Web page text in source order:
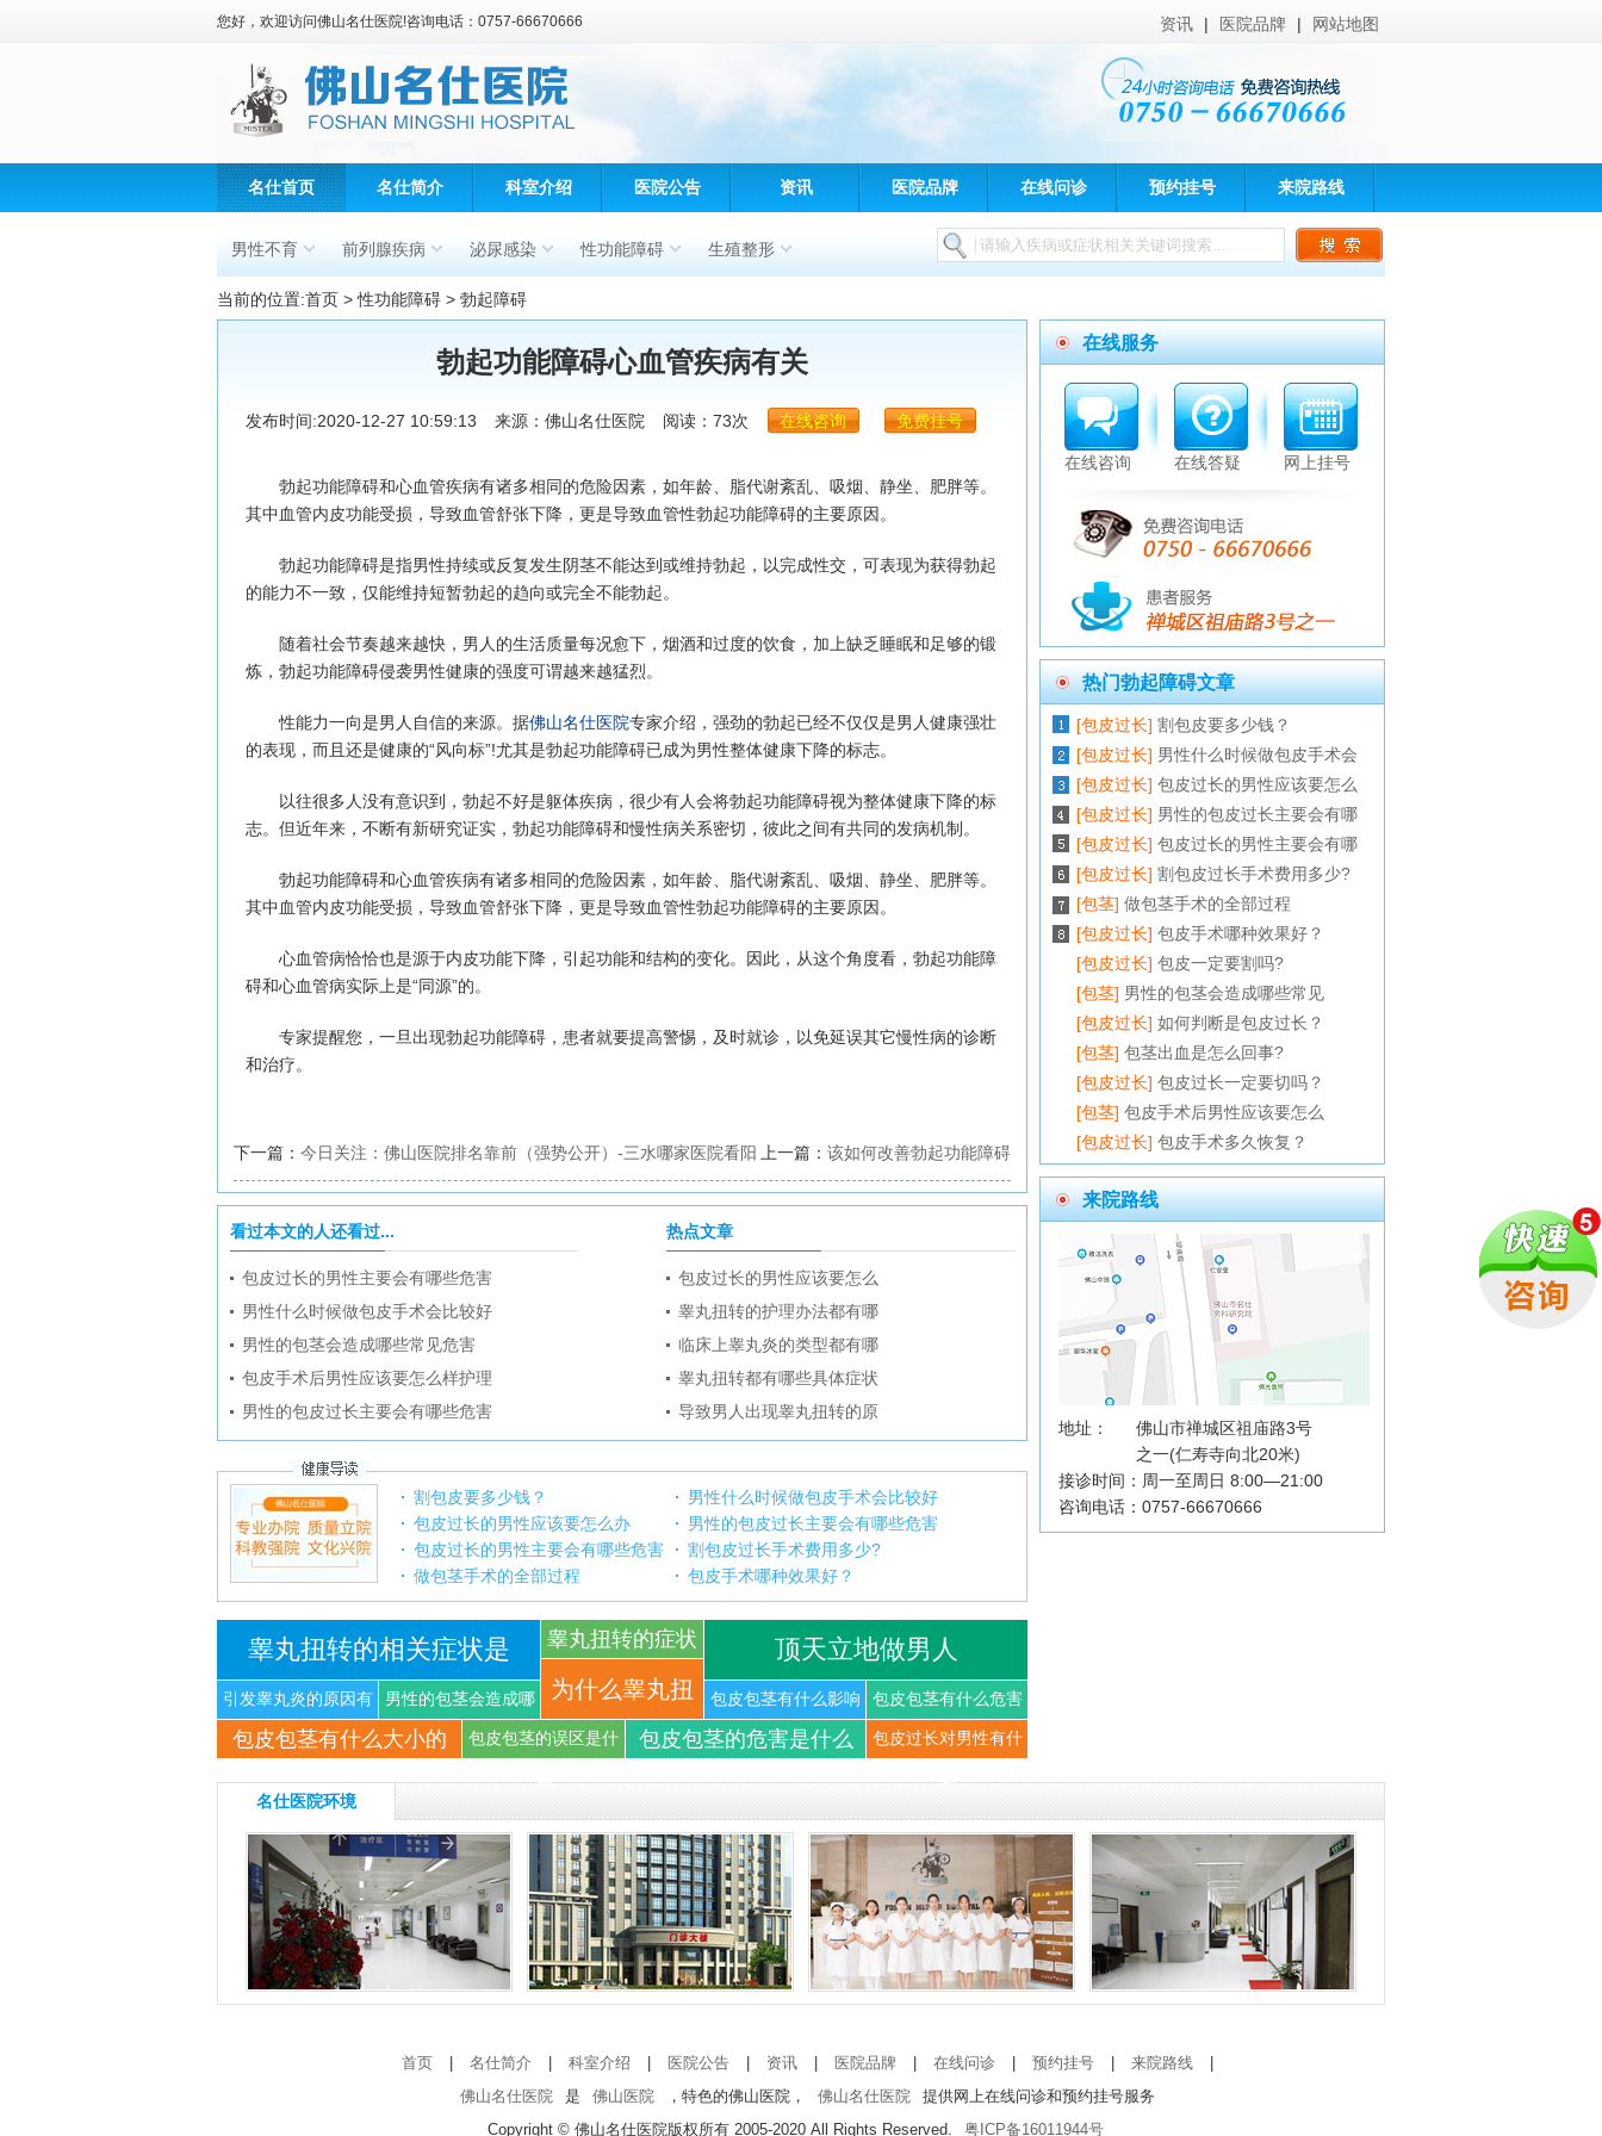
资讯 | 医院品牌 | 网站地图
您好，欢迎访问佛山名仕医院!咨询电话：0757-66670666
名仕首页 名仕简介 科室介绍 医院公告 资讯 医院品牌 在线问诊 预约挂号 来院路线
男性不育 前列腺疾病 泌尿感染 性功能障碍 生殖整形
当前的位置:首页 >性功能障碍 > 勃起障碍
勃起功能障碍心血管疾病有关
发布时间:2020-12-27 10:59:13 来源：佛山名仕医院 阅读：73次 在线咨询 免费挂号
勃起功能障碍和心血管疾病有诸多相同的危险因素，如年龄、脂代谢紊乱、吸烟、静坐、肥胖等。
其中血管内皮功能受损，导致血管舒张下降，更是导致血管性勃起功能障碍的主要原因。
勃起功能障碍是指男性持续或反复发生阴茎不能达到或维持勃起，以完成性交，可表现为获得勃起
的能力不一致，仅能维持短暂勃起的趋向或完全不能勃起。
随着社会节奏越来越快，男人的生活质量每况愈下，烟酒和过度的饮食，加上缺乏睡眠和足够的锻
炼，勃起功能障碍侵袭男性健康的强度可谓越来越猛烈。
性能力一向是男人自信的来源。据佛山名仕医院专家介绍，强劲的勃起已经不仅仅是男人健康强壮
的表现，而且还是健康的“风向标”!尤其是勃起功能障碍已成为男性整体健康下降的标志。
以往很多人没有意识到，勃起不好是躯体疾病，很少有人会将勃起功能障碍视为整体健康下降的标
志。但近年来，不断有新研究证实，勃起功能障碍和慢性病关系密切，彼此之间有共同的发病机制。
勃起功能障碍和心血管疾病有诸多相同的危险因素，如年龄、脂代谢紊乱、吸烟、静坐、肥胖等。
其中血管内皮功能受损，导致血管舒张下降，更是导致血管性勃起功能障碍的主要原因。
心血管病恰恰也是源于内皮功能下降，引起功能和结构的变化。因此，从这个角度看，勃起功能障
碍和心血管病实际上是“同源”的。
专家提醒您，一旦出现勃起功能障碍，患者就要提高警惕，及时就诊，以免延误其它慢性病的诊断
和治疗。
上一篇： 该如何改善勃起功能障碍
下一篇： 今日关注：佛山医院排名靠前（强势公开）-三水哪家医院看阳
痿比较好？
看过本文的人还看过...
包皮过长的男性主要会有哪些危害
男性什么时候做包皮手术会比较好
男性的包茎会造成哪些常见危害
包皮手术后男性应该要怎么样护理
男性的包皮过长主要会有哪些危害
热点文章
包皮过长的男性应该要怎么
睾丸扭转的护理办法都有哪
临床上睾丸炎的类型都有哪
睾丸扭转都有哪些具体症状
导致男人出现睾丸扭转的原
割包皮要多少钱？
男性什么时候做包皮手术会比较好
包皮过长的男性应该要怎么办
男性的包皮过长主要会有哪些危害
包皮过长的男性主要会有哪些危害
割包皮过长手术费用多少?
做包茎手术的全部过程
包皮手术哪种效果好？
睾丸扭转的相关症状是
引发睾丸炎的原因有
什
男性的包茎会造成哪
睾丸扭转的症状
你知道
为什么睾丸扭
转可以导
顶天立地做男人
包皮包茎有什么影响 包皮包茎有什么危害
包皮包茎有什么大小的 包皮包茎的误区是什 包皮包茎的危害是什么 包皮过长对男性有什
在线服务
在线咨询 在线答疑 网上挂号
热门勃起障碍文章
[包皮过长] 割包皮要多少钱？
[包皮过长] 男性什么时候做包皮手术会
[包皮过长] 包皮过长的男性应该要怎么
[包皮过长] 男性的包皮过长主要会有哪
[包皮过长] 包皮过长的男性主要会有哪
[包皮过长] 割包皮过长手术费用多少?
[包茎] 做包茎手术的全部过程
[包皮过长] 包皮手术哪种效果好？
[包皮过长] 包皮一定要割吗?
[包茎] 男性的包茎会造成哪些常见
[包皮过长] 如何判断是包皮过长？
[包茎] 包茎出血是怎么回事?
[包皮过长] 包皮过长一定要切吗？
[包茎] 包皮手术后男性应该要怎么
[包皮过长] 包皮手术多久恢复？
来院路线
地址：
佛山市禅城区祖庙路3号
之一(仁寿寺向北20米)
接诊时间：周一至周日 8:00—21:00
咨询电话：0757-66670666
名仕医院环境
首页 名仕简介 科室介绍 医院公告 资讯 医院品牌 在线问诊 预约挂号 来院路线
佛山名仕医院
是 佛山医院 ，特色的佛山医院， 佛山名仕医院
提供网上在线问诊和预约挂号服务
Copyright © 佛山名仕医院版权所有 2005-2020 All Rights Reserved.
粤ICP备16011944号